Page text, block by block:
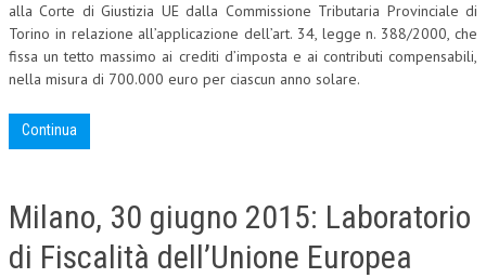
alla Corte di Giustizia UE dalla Commissione Tributaria Provinciale di
Torino in relazione all’applicazione dell’art. 34, legge n. 388/2000, che
fissa un tetto massimo ai crediti d’imposta e ai contributi compensabili,
nella misura di 700.000 euro per ciascun anno solare.
Continua
Milano, 30 giugno 2015: Laboratorio
di Fiscalità dell’Unione Europea